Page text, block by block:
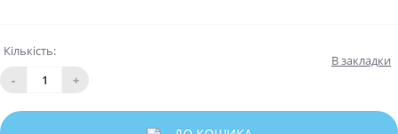
Кількість:
-
+
В закладки